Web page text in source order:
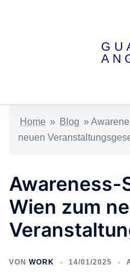
Home » Blog »
neuen
Awareness-
Wien zum
VON WORK 14/01/2025